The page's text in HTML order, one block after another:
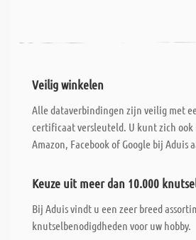
Veilig winkelen
Alle dataverbindingen zijn veilig met
certificaat versleuteld. U kunt zich ook
Amazon, Facebook of Google bij Aduis
Keuze uit meer dan 10.000
Bij Aduis vindt u een zeer breed
knutselbenodigdheden voor uw hobby.